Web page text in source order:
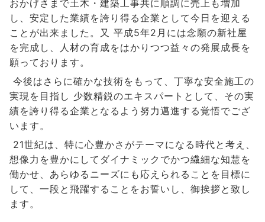
おかげさまで土木・建築工事共に順調に売上も増加
し、安定した業績を誇り得る企業として今日を迎える
ことが出来ました。又 平成5年2月には念願の新社屋
を完成し、人材の育成をはかりつつ益々の発展成長を
願っております。
今後はさらに確かな技術をもって、丁寧な安全施工の
実現を目指し 少数精鋭のエキスパートとして、その実
績を誇り得る企業となるよう努力邁進する覚悟でござ
います。
21世紀は、特に心豊かさがテーマになる時代と考え、
想像力を豊かにしてダイナミックでかつ繊細な知慧を
働かせ、あらゆるニーズにも応えられることを目標に
して、一段と飛躍することをお誓いし、御挨拶と致し
ます。